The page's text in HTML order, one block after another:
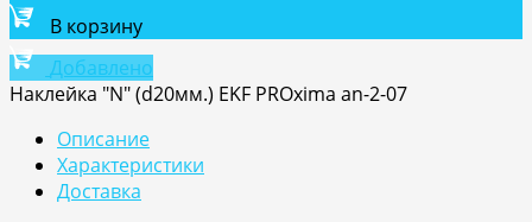
В корзину
Добавлено
Наклейка "N" (d20мм.) EKF PROxima an-2-07
Описание
Характеристики
Доставка